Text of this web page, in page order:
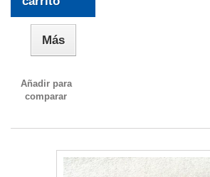
Más
Añadir para
comparar